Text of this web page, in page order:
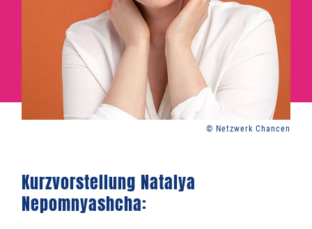
© Netzwerk Chancen
Kurzvorstellung Natalya
Nepomnyashcha: